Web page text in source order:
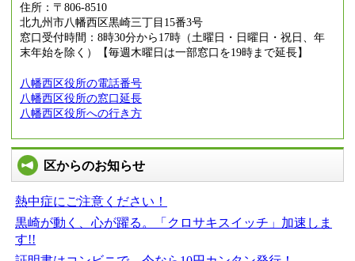
住所：〒806-8510
北九州市八幡西区黒崎三丁目15番3号
窓口受付時間：8時30分から17時（土曜日・日曜日・祝日、年
末年始を除く）【毎週木曜日は一部窓口を19時まで延長】
八幡西区役所の電話番号
八幡西区役所の窓口延長
八幡西区役所への行き方
区からのお知らせ
熱中症にご注意ください！
黒崎が動く、心が躍る。「クロサキスイッチ」加速しま
す!!